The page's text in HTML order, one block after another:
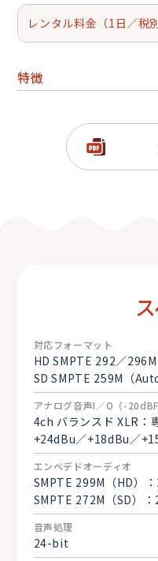
レンタル料金（1日／税別
特徴
4 チャンネルのバラン
XLR3P ブレイクアウ
対応フォーマット
HD SMPTE 292／296M
SD SMPTE 259M（
アナログ音声I／O（-
4ch バランスド XLR：
+24dBu／+18dBu／
エンベデドオーディオ
SMPTE 299M（HD）
SMPTE 272M（SD）
音声処理
24-bit